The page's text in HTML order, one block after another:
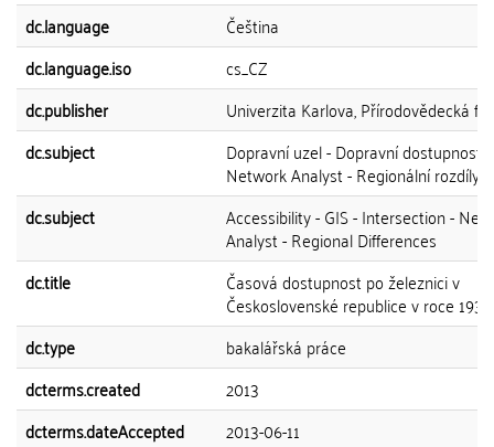
dc.language
Čeština
dc.language.iso
cs_CZ
dc.publisher
Univerzita Karlova, Přírodovědecká
dc.subject
Dopravní uzel - Dopravní dostupnost -
Network Analyst - Regionální rozdíly
dc.subject
Accessibility - GIS - Intersection -
Analyst - Regional Differences
dc.title
Časová dostupnost po železnici v
Československé republice v roce 1937
dc.type
bakalářská práce
dcterms.created
2013
dcterms.dateAccepted
2013-06-11